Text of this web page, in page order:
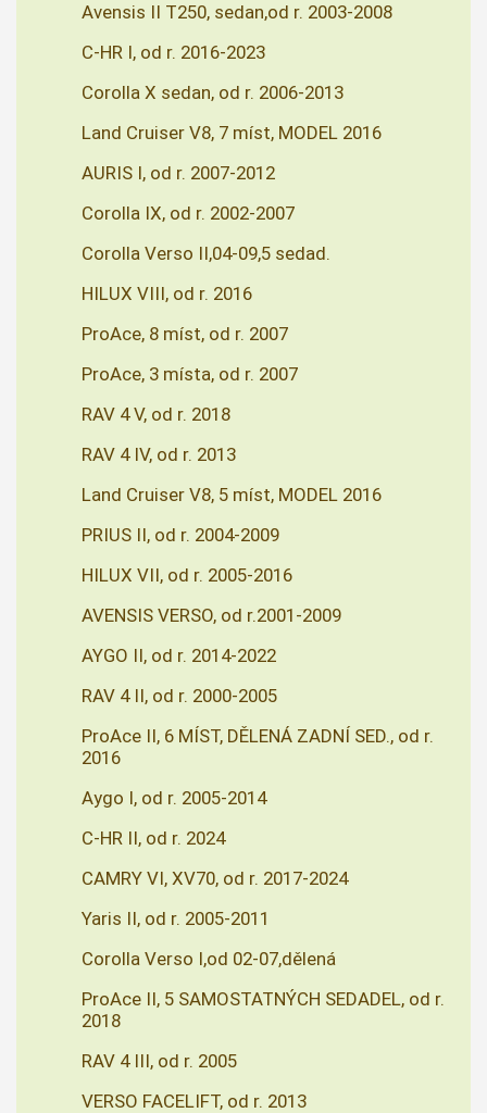
Avensis II T250, sedan,od r. 2003-2008
C-HR I, od r. 2016-2023
Corolla X sedan, od r. 2006-2013
Land Cruiser V8, 7 míst, MODEL 2016
AURIS I, od r. 2007-2012
Corolla IX, od r. 2002-2007
Corolla Verso II,04-09,5 sedad.
HILUX VIII, od r. 2016
ProAce, 8 míst, od r. 2007
ProAce, 3 místa, od r. 2007
RAV 4 V, od r. 2018
RAV 4 IV, od r. 2013
Land Cruiser V8, 5 míst, MODEL 2016
PRIUS II, od r. 2004-2009
HILUX VII, od r. 2005-2016
AVENSIS VERSO, od r.2001-2009
AYGO II, od r. 2014-2022
RAV 4 II, od r. 2000-2005
ProAce II, 6 MÍST, DĚLENÁ ZADNÍ SED., od r.
2016
Aygo I, od r. 2005-2014
C-HR II, od r. 2024
CAMRY VI, XV70, od r. 2017-2024
Yaris II, od r. 2005-2011
Corolla Verso I,od 02-07,dělená
ProAce II, 5 SAMOSTATNÝCH SEDADEL, od r.
2018
RAV 4 III, od r. 2005
VERSO FACELIFT, od r. 2013